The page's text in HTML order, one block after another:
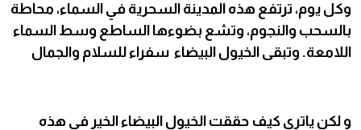
وكل يوم، ترتفع هذه المدينة السحرية في السماء، محاطة
بالسحب والنجوم، وتشع بضوءها الساطع وسط السماء
اللامعة. وتبقى الخيول البيضاء سفراء للسلام والجمال
و لكن ياترى كيف حققت الخيول البيضاء الخير فى هذه